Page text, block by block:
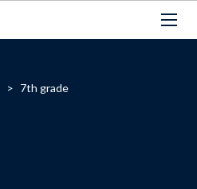
> 7th grade